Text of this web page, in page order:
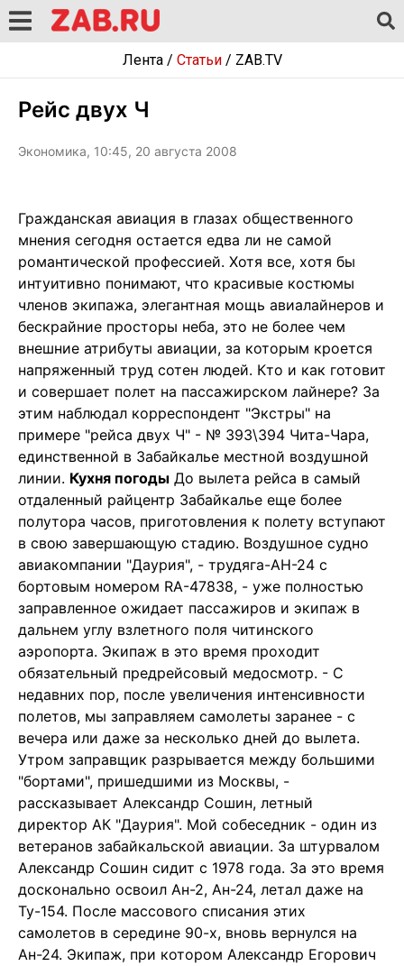
Лента/ Статьи/ ZAB.TV
Рейс двух Ч
Экономика, 10:45, 20 августа 2008
Гражданская авиация в глазах общественного
мнения сегодня остается едва ли не самой
романтической профессией. Хотя все, хотя бы
интуитивно понимают, что красивые костюмы
членов экипажа, элегантная мощь авиалайнеров и
бескрайние просторы неба, это не более чем
внешние атрибуты авиации, за которым кроется
напряженный труд сотен людей. Кто и как готовит
и совершает полет на пассажирском лайнере? За
этим наблюдал корреспондент "Экстры" на
примере "рейса двух Ч" - № 393\394 Чита-Чара,
единственной в Забайкалье местной воздушной
линии. Кухня погоды До вылета рейса в самый
отдаленный райцентр Забайкалье еще более
полутора часов, приготовления к полету вступают
в свою завершающую стадию. Воздушное судно
авиакомпании "Даурия", - трудяга-АН-24 с
бортовым номером RA-47838, - уже полностью
заправленное ожидает пассажиров и экипаж в
дальнем углу взлетного поля читинского
аэропорта. Экипаж в это время проходит
обязательный предрейсовый медосмотр. - С
недавних пор, после увеличения интенсивности
полетов, мы заправляем самолеты заранее - с
вечера или даже за несколько дней до вылета.
Утром заправщик разрывается между большими
"бортами", пришедшими из Москвы, -
рассказывает Александр Сошин, летный
директор АК "Даурия". Мой собеседник - один из
ветеранов забайкальской авиации. За штурвалом
Александр Сошин сидит с 1978 года. За это время
досконально освоил Ан-2, Ан-24, летал даже на
Ту-154. После массового списания этих
самолетов в середине 90-х, вновь вернулся на
Ан-24. Экипаж, при котором Александр Егорович